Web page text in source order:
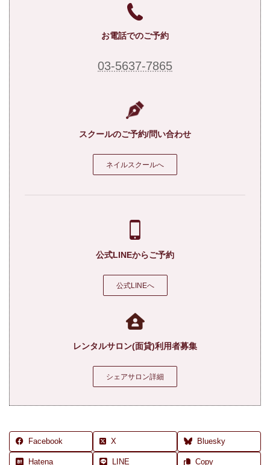
お電話でのご予約
03-5637-7865
スクールのご予約/問い合わせ
ネイルスクールへ
公式LINEからご予約
公式LINEへ
レンタルサロン(面貸)利用者募集
シェアサロン詳細
Facebook X Bluesky
Hatena LINE Copy